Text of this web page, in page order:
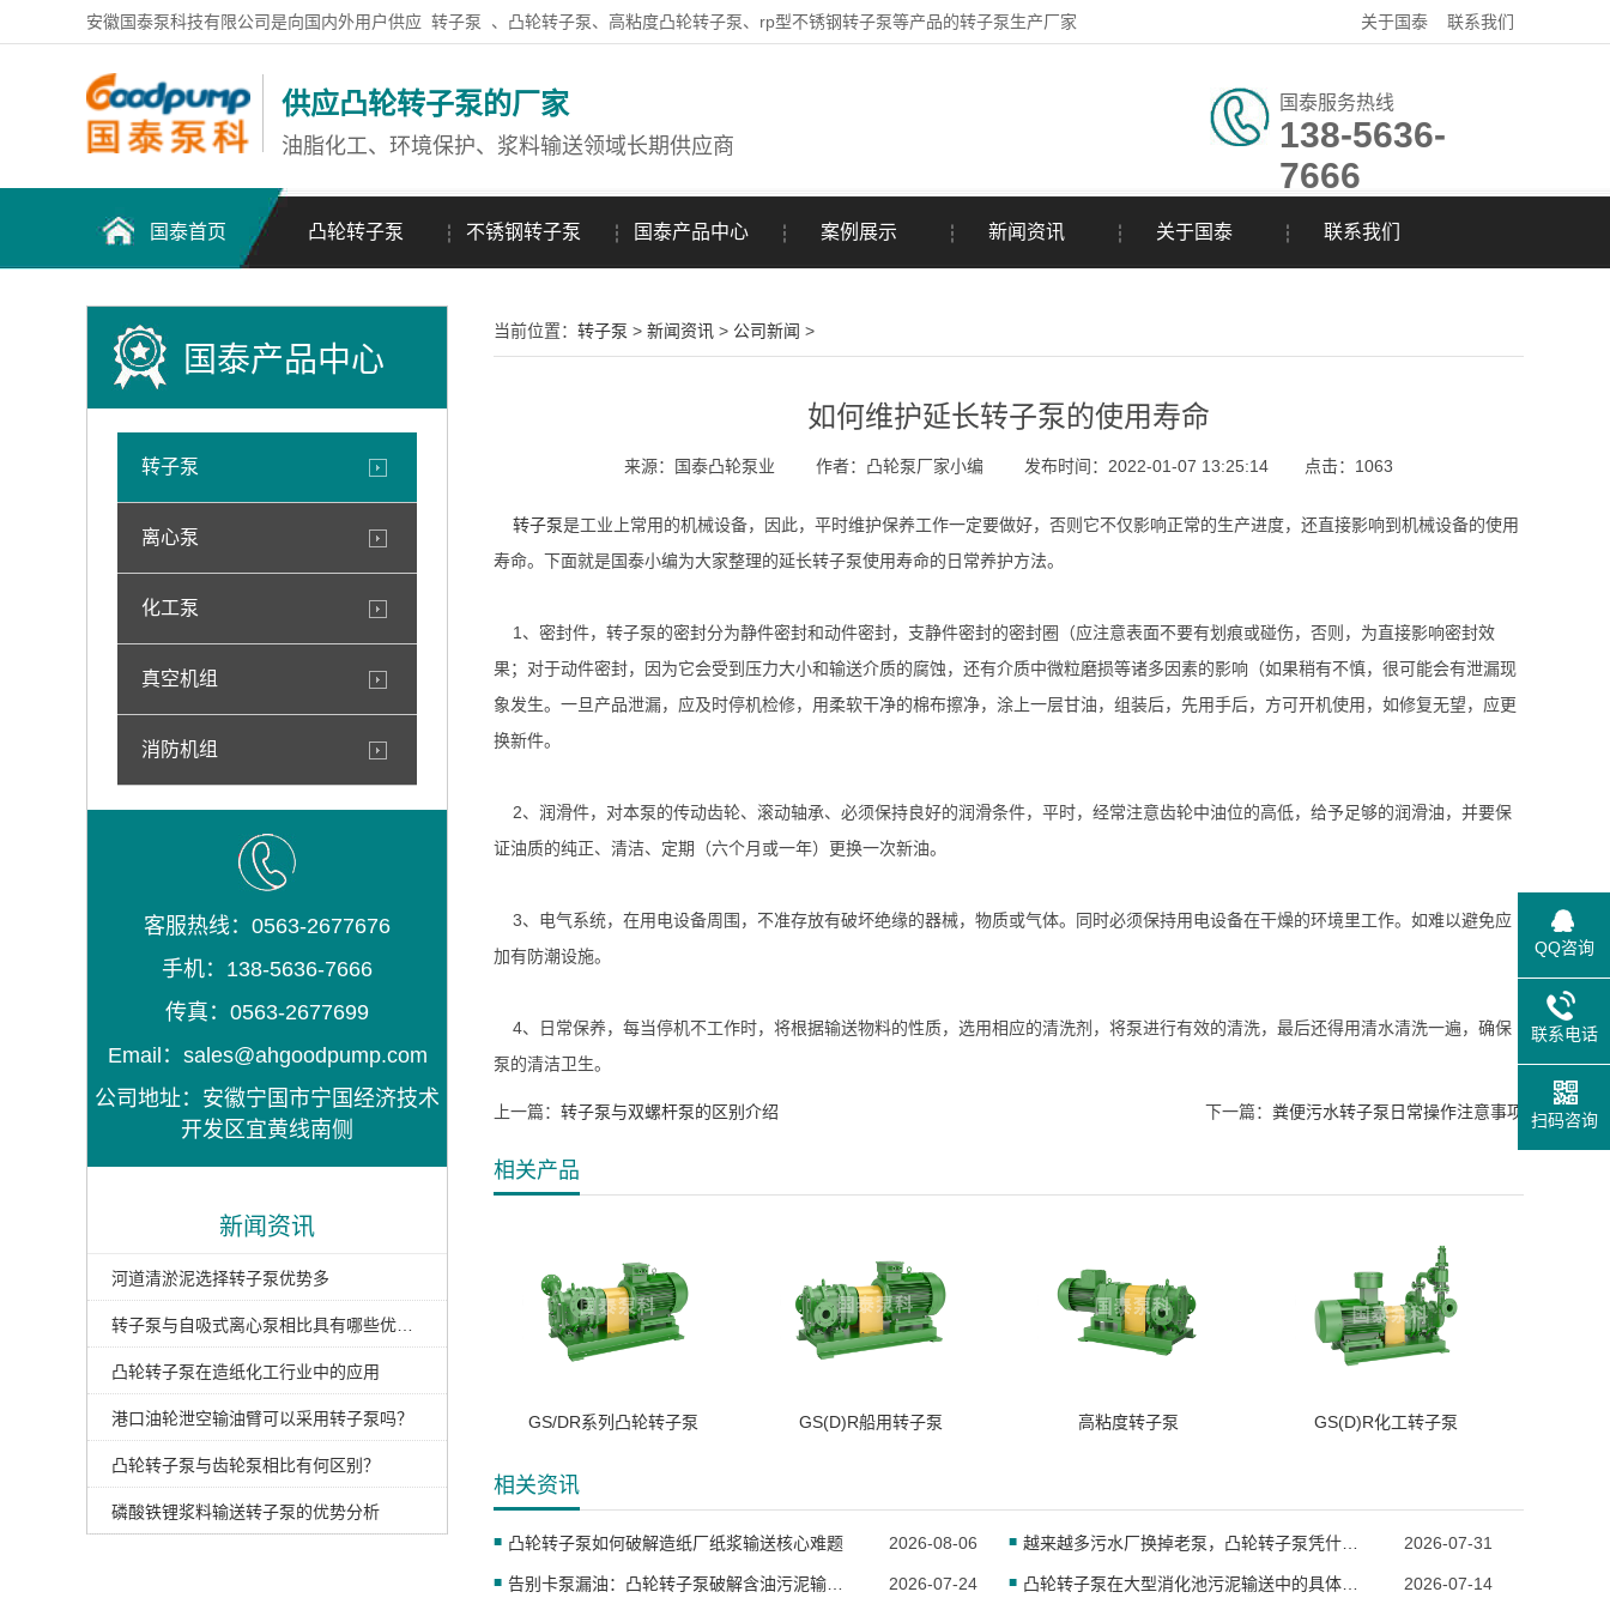
安徽国泰泵科技有限公司是向国内外用户供应 转子泵 、凸轮转子泵、高粘度凸轮转子泵、rp型不锈钢转子泵等产品的转子泵生产厂家 关于国泰 联系我们
供应凸轮转子泵的厂家
油脂化工、环境保护、浆料输送领域长期供应商
国泰服务热线
138-5636-
7666
国泰首页 凸轮转子泵 不锈钢转子泵 国泰产品中心 案例展示 新闻资讯 关于国泰 联系我们
国泰产品中心
转子泵
离心泵
化工泵
真空机组
消防机组
客服热线：0563-2677676
手机：138-5636-7666
传真：0563-2677699
Email：sales@ahgoodpump.com
公司地址：安徽宁国市宁国经济技术
开发区宜黄线南侧
新闻资讯
河道清淤泥选择转子泵优势多
凸轮转子泵在造纸化工行业中的应用
港口油轮泄空输油臂可以采用转子泵吗？
凸轮转子泵与齿轮泵相比有何区别？
磷酸铁锂浆料输送转子泵的优势分析
当前位置： 转子泵 > 新闻资讯 > 公司新闻 >
如何维护延长转子泵的使用寿命
来源：国泰凸轮泵业 作者：凸轮泵厂家小编 发布时间：2022-01-07 13:25:14 点击： 1063
转子泵是工业上常用的机械设备，因此，平时维护保养工作一定要做好，否则它不仅影响正常的生产进度，还直接影响到机械设备的使用
寿命。下面就是国泰小编为大家整理的延长转子泵使用寿命的日常养护方法。
1、密封件，转子泵的密封分为静件密封和动件密封，支静件密封的密封圈（应注意表面不要有划痕或碰伤，否则，为直接影响密封效
果；对于动件密封，因为它会受到压力大小和输送介质的腐蚀，还有介质中微粒磨损等诸多因素的影响（如果稍有不慎，很可能会有泄漏现
象发生。一旦产品泄漏，应及时停机检修，用柔软干净的棉布擦净，涂上一层甘油，组装后，先用手后，方可开机使用，如修复无望，应更
换新件。
2、润滑件，对本泵的传动齿轮、滚动轴承、必须保持良好的润滑条件，平时，经常注意齿轮中油位的高低，给予足够的润滑油，并要保
证油质的纯正、清洁、定期（六个月或一年）更换一次新油。
3、电气系统，在用电设备周围，不准存放有破坏绝缘的器械，物质或气体。同时必须保持用电设备在干燥的环境里工作。如难以避免应
加有防潮设施。
4、日常保养，每当停机不工作时，将根据输送物料的性质，选用相应的清洗剂，将泵进行有效的清洗，最后还得用清水清洗一遍，确保
泵的清洁卫生。
上一篇： 转子泵与双螺杆泵的区别介绍 下一篇： 粪便污水转子泵日常操作注意事项
相关产品
GS/DR系列凸轮转子泵 GS(D)R船用转子泵 高粘度转子泵 GS(D)R化工转子泵
相关资讯
凸轮转子泵如何破解造纸厂纸浆输送核心难题 2026-08-06 越来越多污水厂换掉老泵，凸轮转子泵凭什么成工况升级首选？ 2026-07-31
2026-07-24 凸轮转子泵在大型消化池污泥输送中的具体优势 2026-07-14
QQ咨询
联系电话
扫码咨询